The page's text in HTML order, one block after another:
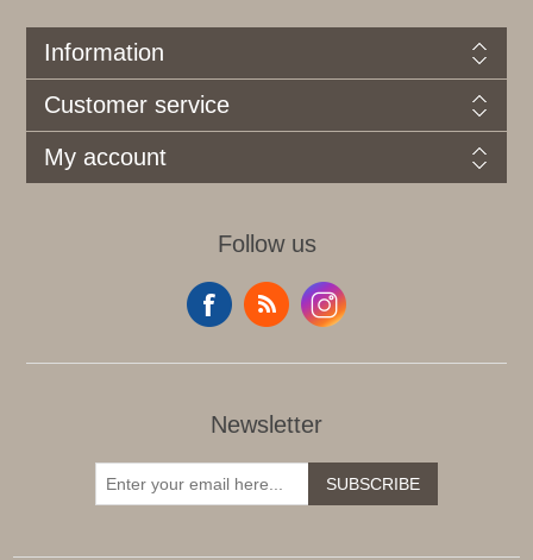
Information
Customer service
My account
Follow us
Newsletter
SUBSCRIBE